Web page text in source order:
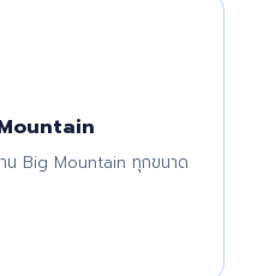
น Big Mountain ทุกขนาด